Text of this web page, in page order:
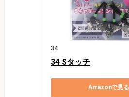
34
34 Sタッチ
Amazonで見る